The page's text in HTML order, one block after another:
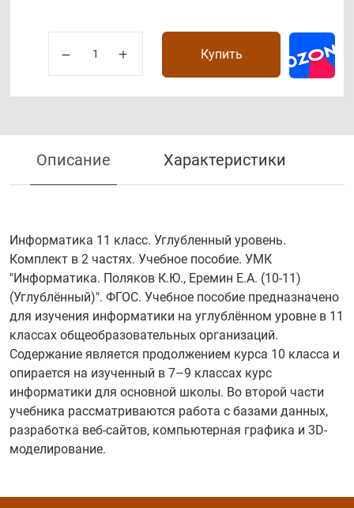
Купить
Описание Характеристики
Информатика 11 класс. Углубленный уровень.
Комплект в 2 частях. Учебное пособие. УМК
"Информатика. Поляков К.Ю., Еремин Е.А. (10-11)
(Углублённый)". ФГОС. Учебное пособие предназначено
для изучения информатики на углублённом уровне в 11
классах общеобразовательных организаций.
Содержание является продолжением курса 10 класса и
опирается на изученный в 7–9 классах курс
информатики для основной школы. Во второй части
учебника рассматриваются работа с базами данных,
разработка веб-сайтов, компьютерная графика и 3D-
моделирование.